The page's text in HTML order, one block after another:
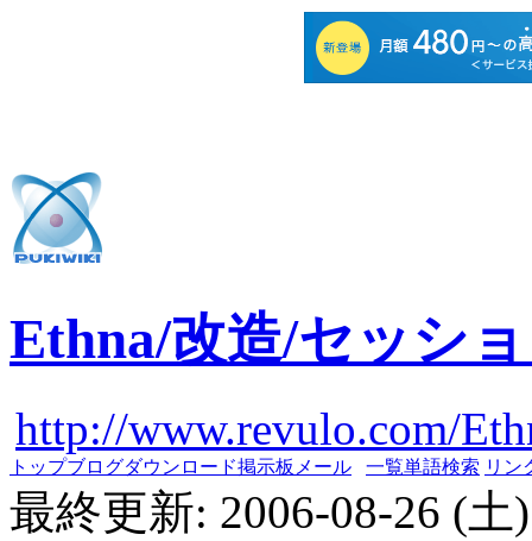
Ethna/改造/セッシ
http://www.revulo.com/
トップブログダウンロード掲示板 メール 一覧単語検索 リン
最終更新: 2006-08-26 (土